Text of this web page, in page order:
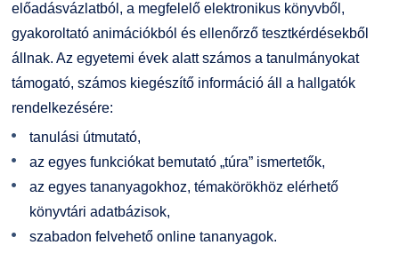
előadásvázlatból, a megfelelő elektronikus könyvből,
gyakoroltató animációkból és ellenőrző tesztkérdésekből
állnak. Az egyetemi évek alatt számos a tanulmányokat
támogató, számos kiegészítő információ áll a hallgatók
rendelkezésére:
tanulási útmutató,
az egyes funkciókat bemutató „túra” ismertetők,
az egyes tananyagokhoz, témakörökhöz elérhető
könyvtári adatbázisok,
szabadon felvehető online tananyagok.